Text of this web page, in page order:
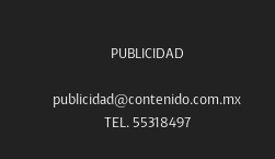
PUBLICIDAD
publicidad@contenido.com.mx
TEL. 55318497